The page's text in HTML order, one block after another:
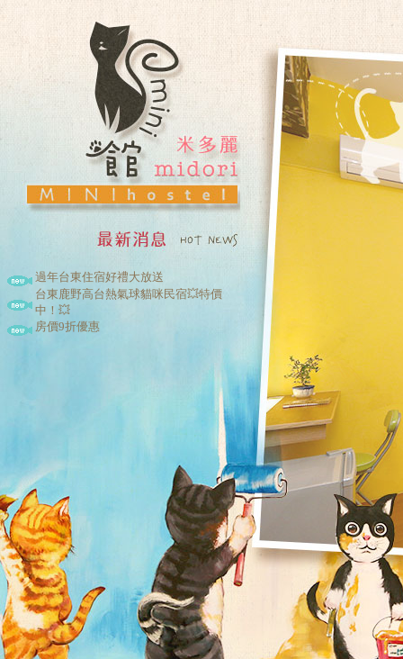
過年台東住宿好禮大放送
台東鹿野高台熱氣球貓咪民宿💥特價
中！💥
房價9折優惠